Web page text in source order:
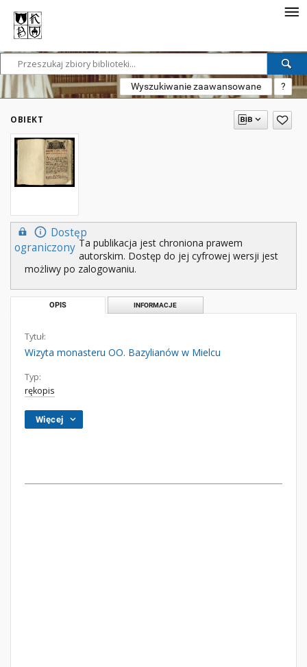
Wyszukiwanie zaawansowane ?
OBIEKT
Dostęp
ograniczony Ta publikacja jest chroniona prawem
autorskim. Dostęp do jej cyfrowej wersji jest
możliwy po zalogowaniu.
OPIS INFORMACJE
Tytuł:
Wizyta monasteru OO. Bazylianów w Mielcu
Typ:
rękopis
Więcej